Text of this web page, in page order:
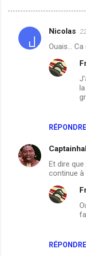
C
i
r
Nicolas
Ouais...
RÉPONDRE
Et dire
continue à
RÉPONDRE